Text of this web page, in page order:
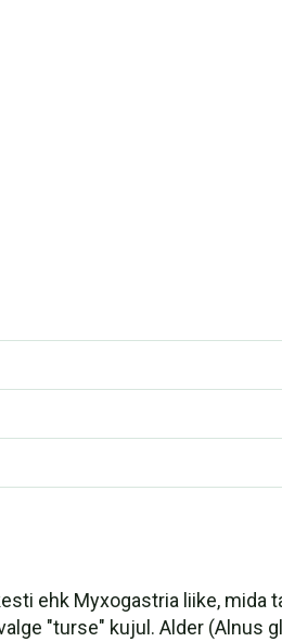
ehk Myxogastria liike, mida
"turse" kujul. Alder (Alnus